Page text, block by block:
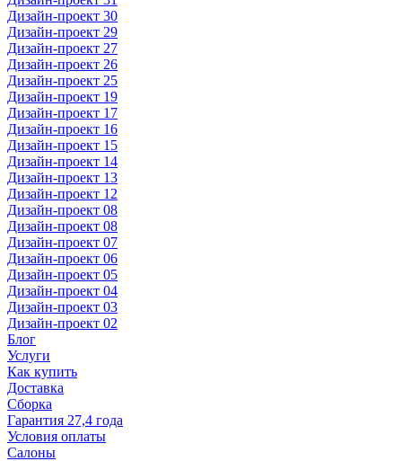
Дизайн-проект 30
Дизайн-проект 29
Дизайн-проект 27
Дизайн-проект 26
Дизайн-проект 25
Дизайн-проект 19
Дизайн-проект 17
Дизайн-проект 16
Дизайн-проект 15
Дизайн-проект 14
Дизайн-проект 13
Дизайн-проект 12
Дизайн-проект 08
Дизайн-проект 08
Дизайн-проект 07
Дизайн-проект 06
Дизайн-проект 05
Дизайн-проект 04
Дизайн-проект 03
Дизайн-проект 02
Блог
Услуги
Как купить
Доставка
Сборка
Гарантия 27,4 года
Условия оплаты
Салоны